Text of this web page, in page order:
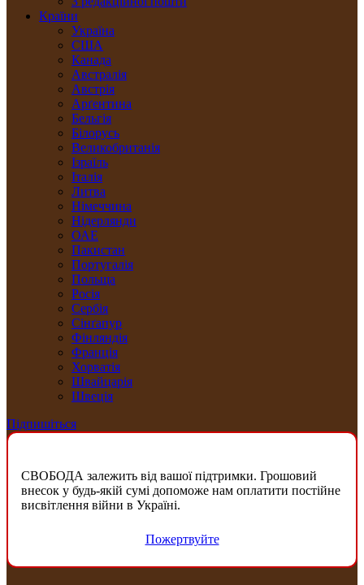
Країни
Україна
США
Канада
Австралія
Австрія
Арґентина
Бельгія
Білорусь
Великобританія
Ізраїль
Італія
Литва
Німеччина
Нідерлянди
ОАЕ
Пакистан
Португалія
Польща
Росія
Сербія
Сінґапур
Фінляндія
Франція
Хорватія
Швайцарія
Швеція
Підпишіться
СВОБОДА залежить від вашої підтримки. Грошовий
внесок у будь-якій сумі допоможе нам оплатити постійне
висвітлення війни в Україні.
Пожертвуйте